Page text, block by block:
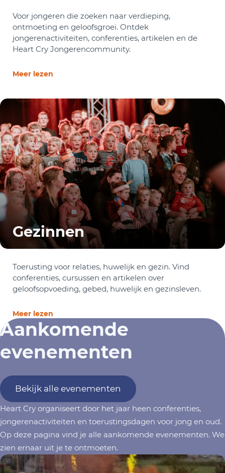
Voor jongeren die zoeken naar verdieping,
ontmoeting en geloofsgroei. Ontdek
jongerenactiviteiten, conferenties, artikelen en de
Heart Cry Jongerencommunity.
Meer lezen
Gezinnen
Toerusting voor relaties, huwelijk en gezin. Vind
conferenties, cursussen en artikelen over
geloofsopvoeding, gebed, huwelijk en gezinsleven.
Meer lezen
Aankomende
evenementen
Bekijk alle evenementen
Heart Cry organiseert door het jaar heen conferenties,
jongerenactiviteiten en toerustingsdagen voor jong en oud.
Op deze pagina vind je alle aankomende evenementen. We
zien ernaar uit je te ontmoeten.